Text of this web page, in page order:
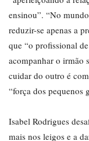
ensinou”. “No
reduzir-se apenas a
que “o profissional
acompanhar o irmão
cuidar do outro é
“força dos pequenos
Isabel Rodrigues
mais nos leigos e a